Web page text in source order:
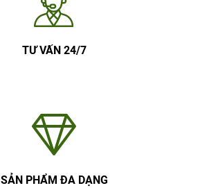
TƯ VẤN 24/7
SẢN PHẨM ĐA DẠNG